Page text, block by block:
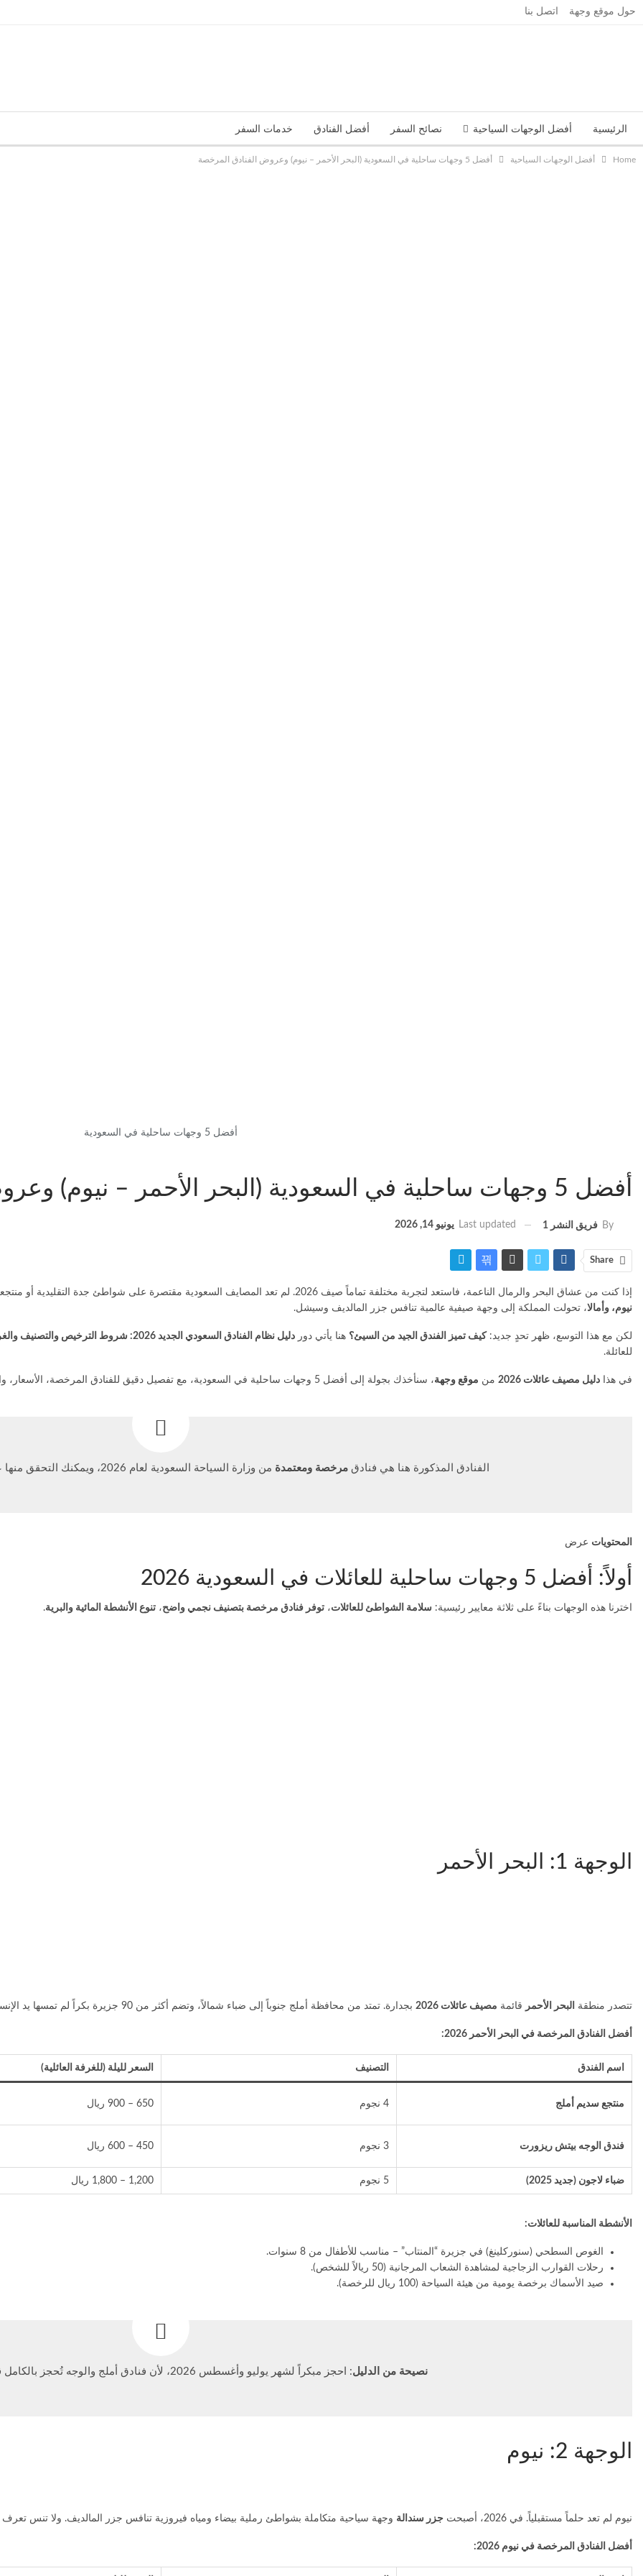
حول موقع وجهة اتصل بنا
الرئيسية أفضل الوجهات السياحية نصائح السفر أفضل الفنادق خدمات السفر
Home أفضل الوجهات السياحية أفضل 5 وجهات ساحلية في السعودية (البحر الأحمر – نيوم) وعروض الفنادق المرخصة
أفضل 5 وجهات ساحلية في السعودية
أفضل 5 وجهات ساحلية في السعودية (البحر الأحمر – نيوم) وعروض الفنادق المرخصة
By فريق النشر 1 Last updated يونيو 14, 2026
Share
إذا كنت من عشاق البحر والرمال الناعمة، فاستعد لتجربة مختلفة تماماً صيف 2026. لم تعد المصايف السعودية مقتصرة على شواطئ جدة التقليدية أو منتجعات الخبر القديمة. مع افتتاح مشاريع
نيوم، وأمالا، تحولت المملكة إلى وجهة صيفية عالمية تنافس جزر المالديف وسيشل.
لكن مع هذا التوسع، ظهر تحدٍ جديد:كيف تميز الفندق الجيد من السيئ؟ هنا يأتي دور دليل نظام الفنادق السعودي الجديد 2026: شروط الترخيص والتصنيف والغرامات
للعائلة.
في هذا دليل مصيف عائلات 2026 من موقع وجهة، سنأخذك بجولة إلى أفضل 5 وجهات ساحلية في السعودية، مع تفصيل دقيق للفنادق المرخصة، الأسعار، والأنشطة المناسبة للأطفال والكبار.
الفنادق المذكورة هنا هي فنادق مرخصة ومعتمدة من وزارة السياحة السعودية لعام 2026، ويمكنك التحقق منها عبر تطبيق “وزارة السياحة” قبل الحجز.
المحتويات عرض
أولاً: أفضل 5 وجهات ساحلية للعائلات في السعودية 2026
اخترنا هذه الوجهات بناءً على ثلاثة معايير رئيسية: سلامة الشواطئ للعائلات، توفر فنادق مرخصة بتصنيف نجمي واضح، تنوع الأنشطة المائية والبرية.
الوجهة 1: البحر الأحمر
تتصدر منطقة البحر الأحمر قائمة مصيف عائلات 2026 بجدارة. تمتد من محافظة أملج جنوباً إلى ضباء شمالاً، وتضم أكثر من 90 جزيرة بكراً لم تمسها يد الإنسان.
أفضل الفنادق المرخصة في البحر الأحمر 2026:
اسم الفندق التصنيف السعر لليلة (للغرفة العائلية)
منتجع سديم أملج 4 نجوم 650 – 900 ريال
فندق الوجه بيتش ريزورت 3 نجوم 450 – 600 ريال
ضباء لاجون (جديد 2025) 5 نجوم 1,200 – 1,800 ريال
الأنشطة المناسبة للعائلات:
الغوص السطحي (سنوركلينغ) في جزيرة “المنتاب” – مناسب للأطفال من 8 سنوات.
رحلات القوارب الزجاجية لمشاهدة الشعاب المرجانية (50 ريالاً للشخص).
صيد الأسماك برخصة يومية من هيئة السياحة (100 ريال للرخصة).
نصيحة من الدليل: احجز مبكراً لشهر يوليو وأغسطس 2026، لأن فنادق أملج والوجه تُحجز بالكامل قبل شهرين من الموسم.
الوجهة 2: نيوم
نيوم لم تعد حلماً مستقبلياً. في 2026، أصبحت جزر سندالة وجهة سياحية متكاملة بشواطئ رملية بيضاء ومياه فيروزية تنافس جزر المالديف. ولا تنس
أفضل الفنادق المرخصة في نيوم 2026: